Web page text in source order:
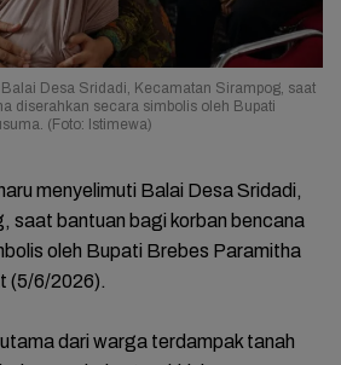
Desa Sridadi, Kecamatan Sirampog, saat
diserahkan secara simbolis oleh Bupati
(Foto: Istimewa)
menyelimuti Balai Desa Sridadi,
saat bantuan bagi korban bencana
oleh Bupati Brebes Paramitha
(5/6/2026).
dari warga terdampak tanah